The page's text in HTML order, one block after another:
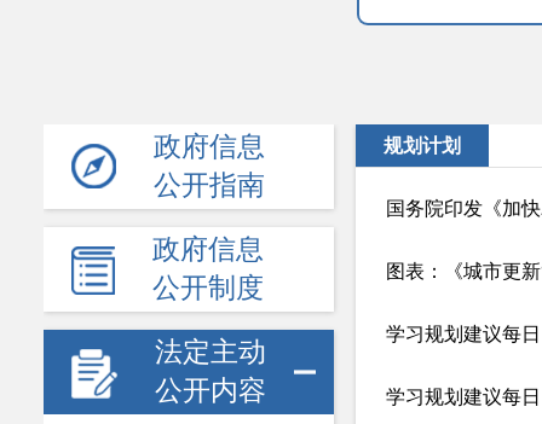
政府信息
公开指南
政府信息
公开制度
法定主动
公开内容
规划计划
国务院印发《加
图表：《城市更
学习规划建议每
学习规划建议每